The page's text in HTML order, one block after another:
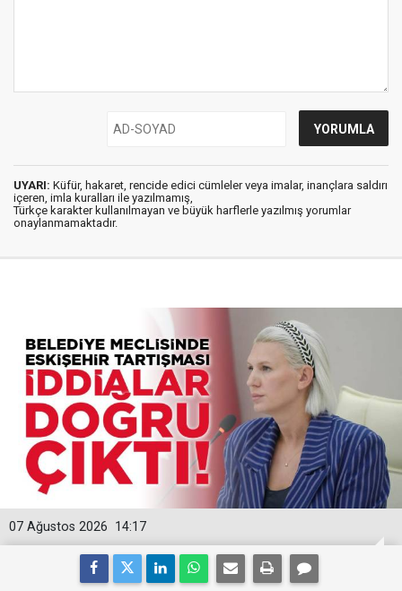
UYARI: Küfür, hakaret, rencide edici cümleler veya imalar, inançlara saldırı
içeren, imla kuralları ile yazılmamış,
Türkçe karakter kullanılmayan ve büyük harflerle yazılmış yorumlar
onaylanmamaktadır.
14:17
07 Ağustos 2026